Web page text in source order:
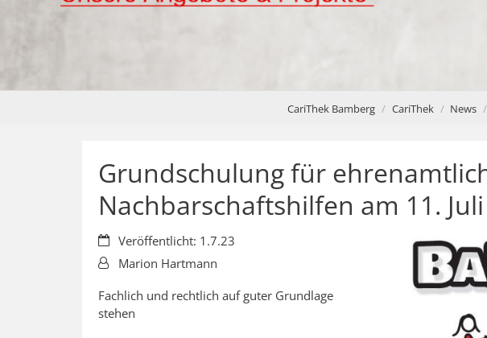
CariThek Bamberg CariThek News
Grundschulung für
Nachbarschaftshilfen am 11.
Datum:Veröffentlicht: 1.7.23
Von:Marion Hartmann
Fachlich und rechtlich auf guter Grundlage
stehen